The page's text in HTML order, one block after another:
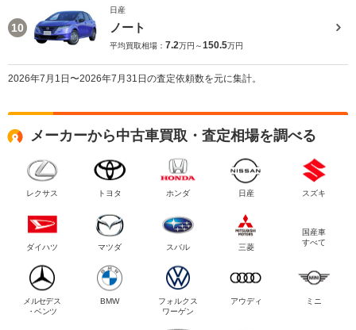
10
日産
ノート
平均買取相場： 7.2万円～150.5万円
2026年7月1日〜2026年7月31日の査定依頼数を元に集計。
メーカーから中古車買取・査定相場を調べる
レクサス トヨタ ホンダ 日産 スズキ
ダイハツ マツダ スバル 三菱
国産車
すべて
メルセデス
・ベンツ
BMW
フォルクス
ワーゲン
アウディ ミニ